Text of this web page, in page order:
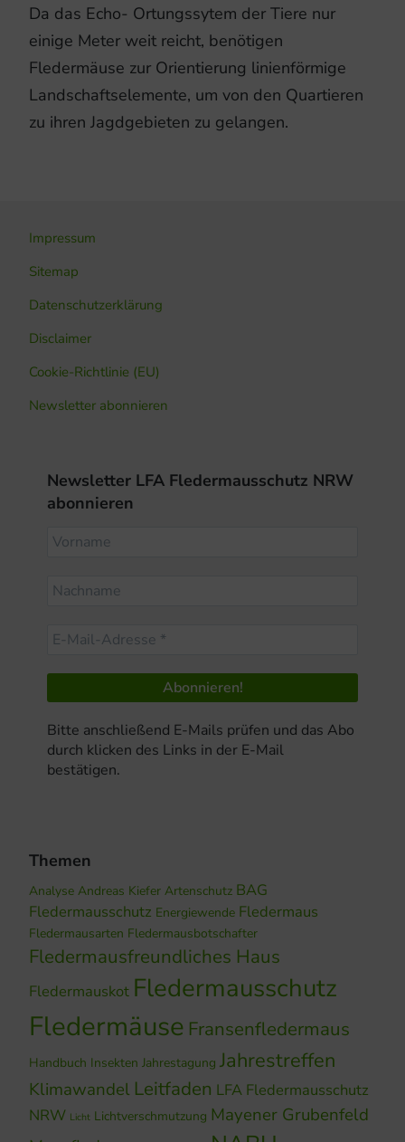
Da das Echo- Ortungssytem der Tiere nur
einige Meter weit reicht, benötigen
Fledermäuse zur Orientierung linienförmige
Landschaftselemente, um von den Quartieren
zu ihren Jagdgebieten zu gelangen.
Impressum
Sitemap
Datenschutzerklärung
Disclaimer
Cookie-Richtlinie (EU)
Newsletter abonnieren
Newsletter LFA Fledermausschutz NRW
abonnieren
Bitte anschließend E-Mails prüfen und das Abo
durch klicken des Links in der E-Mail
bestätigen.
Themen
Analyse Andreas Kiefer Artenschutz BAG
Fledermausschutz Energiewende Fledermaus
Fledermausarten Fledermausbotschafter
Fledermausfreundliches Haus
Fledermauskot Fledermausschutz
Fledermäuse Fransenfledermaus
Handbuch Insekten Jahrestagung Jahrestreffen
Klimawandel Leitfaden LFA Fledermausschutz
NRW Licht Lichtverschmutzung Mayener Grubenfeld